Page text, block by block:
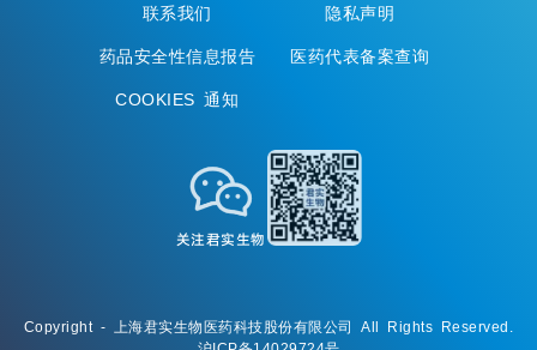
联系我们
隐私声明
药品安全性信息报告
医药代表备案查询
COOKIES 通知
关注君实生物
Copyright - 上海君实生物医药科技股份有限公司 All Rights Reserved.